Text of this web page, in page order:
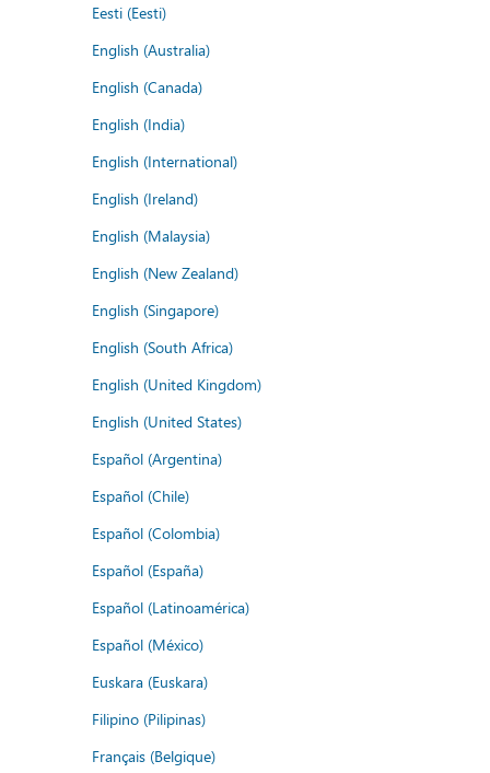
Eesti (Eesti)
English (Australia)
English (Canada)
English (India)
English (International)
English (Ireland)
English (Malaysia)
English (New Zealand)
English (Singapore)
English (South Africa)
English (United Kingdom)
English (United States)
Español (Argentina)
Español (Chile)
Español (Colombia)
Español (España)
Español (Latinoamérica)
Español (México)
Euskara (Euskara)
Filipino (Pilipinas)
Français (Belgique)